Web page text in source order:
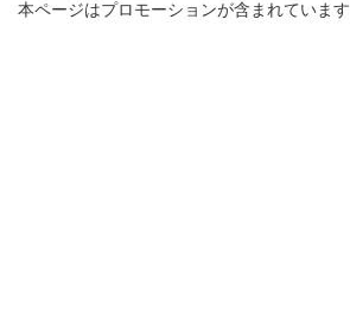
本ページはプロモーションが含まれています